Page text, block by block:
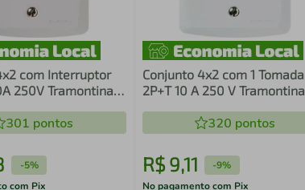
com Interruptor
250V Tramontina
301 pontos
-5%
com Pix
Conjunto 4x2 com 1 Tomada
2P+T 10 A 250 V Tramontina
320 pontos
R$ 9,11 -9%
No pagamento com Pix